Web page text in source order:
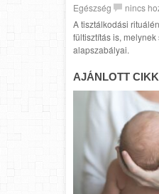
Egészség
nincs
A tisztálkodási
fültisztítás is,
alapszabályai.
AJÁNLOTT